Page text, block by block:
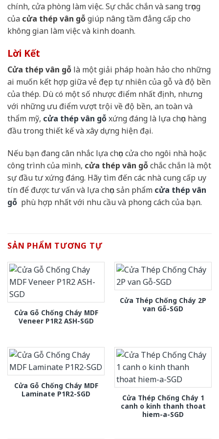
chính, cửa phòng làm việc. Sự chắc chắn và sang trọng
của cửa thép vân gỗgiúp nâng tầm đẳng cấp cho
không gian làm việc và kinh doanh.
Lời Kết
Cửa thép vân gỗ là một giải pháp hoàn hảo cho những
ai muốn kết hợp giữa vẻ đẹp tự nhiên của gỗ và độ bền
của thép. Dù có một số nhược điểm nhất định, nhưng
với những ưu điểm vượt trội về độ bền, an toàn và
thẩm mỹ, cửa thép vân gỗxứng đáng là lựa chọn hàng
đầu trong thiết kế và xây dựng hiện đại.
Nếu bạn đang cân nhắc lựa chọn cửa cho ngôi nhà hoặc
công trình của mình, cửa thép vân gỗchắc chắn là một
sự đầu tư xứng đáng. Hãy tìm đến các nhà cung cấp uy
tín để được tư vấn và lựa chọn sản phẩm cửa thép vân
gỗ phù hợp nhất với nhu cầu và phong cách của bạn.
SẢN PHẨM TƯƠNG TỰ
Cửa Gỗ Chống Cháy MDF
Veneer P1R2 ASH-SGD
Cửa Thép Chống Cháy 2P
van Gỗ-SGD
Cửa Gỗ Chống Cháy MDF
Laminate P1R2-SGD
Cửa Thép Chống Cháy 1
canh o kinh thanh thoat
hiem-a-SGD